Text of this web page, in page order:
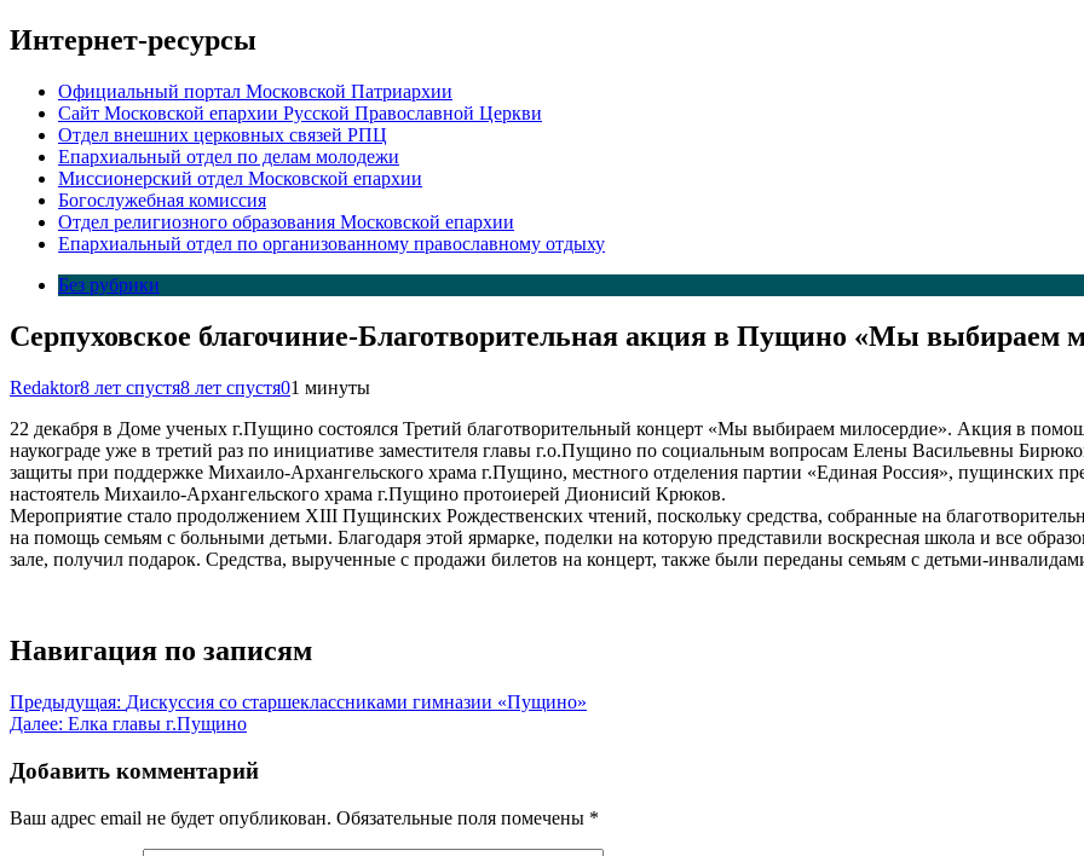
Интернет-ресурсы
Официальный портал Московской Патриархии
Сайт Московской епархии Русской Православной Церкви
Отдел внешних церковных связей РПЦ
Епархиальный отдел по делам молодежи
Миссионерский отдел Московской епархии
Богослужебная комиссия
Отдел религиозного образования Московской епархии
Епархиальный отдел по организованному православному отдыху
Без рубрики
Серпуховское благочиние-Благотворительная акция в Пущино «Мы выбираем
Redaktor8 лет спустя8 лет спустя01 минуты
22 декабря в Доме ученых г.Пущино состоялся Третий благотворительный концерт «Мы выбираем милосердие». Акция в
наукограде уже в третий раз по инициативе заместителя главы г.о.Пущино по социальным вопросам Елены Васильевны
защиты при поддержке Михаило-Архангельского храма г.Пущино, местного отделения партии «Единая Россия», пущинских
настоятель Михаило-Архангельского храма г.Пущино протоиерей Дионисий Крюков.
Мероприятие стало продолжением XIII Пущинских Рождественских чтений, поскольку средства, собранные на
на помощь семьям с больными детьми. Благодаря этой ярмарке, поделки на которую представили воскресная школа и все
зале, получил подарок. Средства, вырученные с продажи билетов на концерт, также были переданы семьям с детьми-
Навигация по записям
Предыдущая: Дискуссия со старшеклассниками гимназии «Пущино»
Далее: Елка главы г.Пущино
Добавить комментарий
Ваш адрес email не будет опубликован. Обязательные поля помечены *